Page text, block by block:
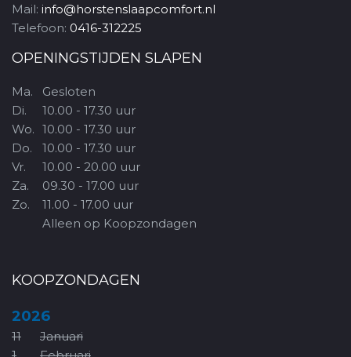
Mail: info@horstenslaapcomfort.nl
Telefoon: 0416-312225
OPENINGSTIJDEN SLAPEN
Ma.
Di.
Wo.
Do.
Vr.
Za.
Zo.
Gesloten
10.00 - 17.30 uur
10.00 - 17.30 uur
10.00 - 17.30 uur
10.00 - 20.00 uur
09.30 - 17.00 uur
11.00 - 17.00 uur
Alleen op Koopzondagen
KOOPZONDAGEN
2026
11
Januari